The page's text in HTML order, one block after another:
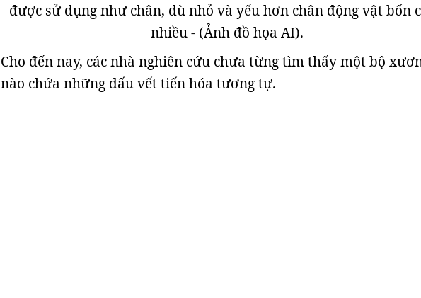
được sử dụng như chân, dù nhỏ và yếu hơn chân động vật bốn
nhiều - (Ảnh đồ họa AI).
Cho đến nay, các nhà nghiên cứu chưa từng tìm thấy một bộ
nào chứa những dấu vết tiến hóa tương tự.